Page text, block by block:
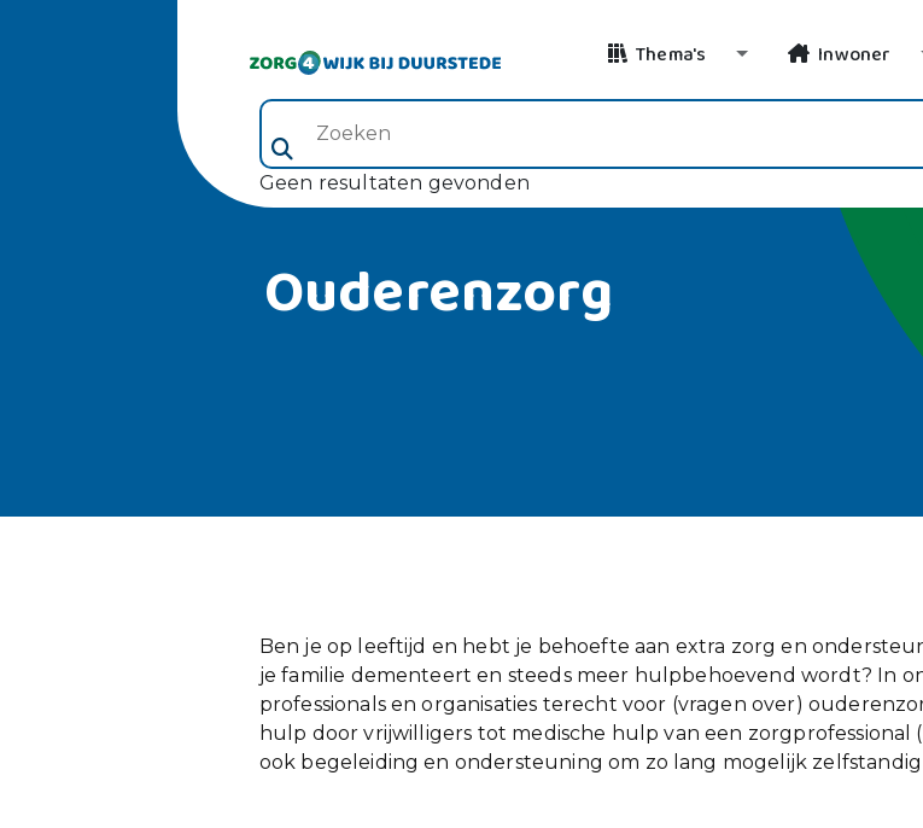
Thema's Toggle Dropdown
Inwoner
Zoeken (veld 5)
Geen resultaten gevonden
Ouderenzorg
Ben je op leeftijd en hebt je behoefte aan extra zorg en
je familie dementeert en steeds meer hulpbehoevend wordt? In
professionals en organisaties terecht voor (vragen over)
hulp door vrijwilligers tot medische hulp van een
ook begeleiding en ondersteuning om zo lang mogelijk